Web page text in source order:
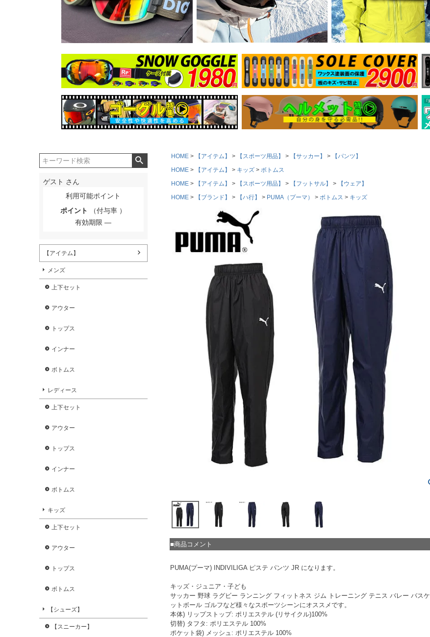
ゲスト さん
利用可能ポイント
ポイント
（付与率 ）
有効期限
【アイテム】
メンズ
上下セット
アウター
トップス
インナー
ボトムス
レディース
上下セット
アウター
トップス
インナー
ボトムス
キッズ
上下セット
アウター
トップス
ボトムス
【シューズ】
【スニーカー】
HOME 【アイテム】 【スポーツ用品】 【サッカー】
【パンツ】
HOME
【アイテム】 キッズ
ボトムス
HOME
【アイテム】 【スポーツ用品】 【フットサル】
【ウェア】
HOME
【ブランド】 【ハ行】 PUMA（プーマ） ボトムス キッズ
■商品コメント
PUMA(プーマ) INDIVILIGA ピステ パンツ JR になります。
キッズ・ジュニア・子ども
サッカー 野球 ラグビー ランニング フィットネス ジム トレーニング テニス バレー バスケ
ットボール ゴルフなど様々なスポーツシーンにオススメです。
本体) リップストップ: ポリエステル (リサイクル)100%
切替) タフタ: ポリエステル 100%
ポケット袋) メッシュ: ポリエステル 100%